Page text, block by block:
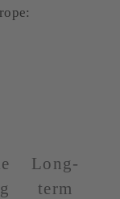
Long-
term